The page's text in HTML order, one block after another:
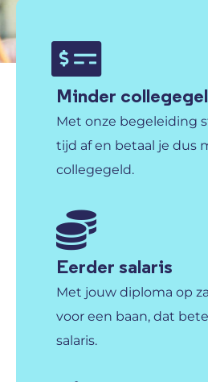
Minder
Met onze begeleiding
tijd af en betaal je dus
collegegeld.
Eerder salaris
Met jouw diploma op
voor een baan, dat
salaris.